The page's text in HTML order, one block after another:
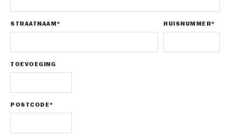
STRAATNAAM* HUISNUMMER*
TOEVOEGING
POSTCODE*